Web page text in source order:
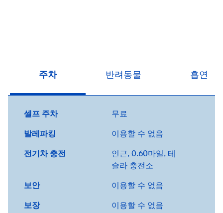
주차 반려동물 흡연
셀프 주차
무료
발레파킹
이용할 수 없음
전기차 충전
인근, 0.60마일, 테
슬라 충전소
보안
이용할 수 없음
보장
이용할 수 없음